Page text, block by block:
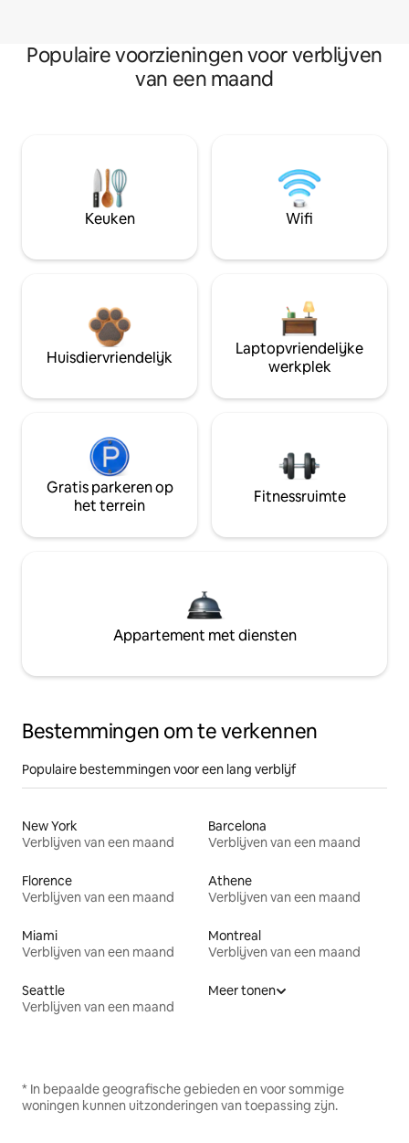
Populaire voorzieningen voor verblijven
van een maand
Keuken Wifi
Huisdiervriendelijk
Laptopvriendelijke
werkplek
Gratis parkeren op
het terrein
Fitnessruimte
Appartement met diensten
Bestemmingen om te verkennen
Populaire bestemmingen voor een lang verblijf
New York
Verblijven van een maand
Barcelona
Verblijven van een maand
Florence
Verblijven van een maand
Athene
Verblijven van een maand
Miami
Verblijven van een maand
Montreal
Verblijven van een maand
Seattle
Verblijven van een maand
Meer tonen
* In bepaalde geografische gebieden en voor sommige
woningen kunnen uitzonderingen van toepassing zijn.